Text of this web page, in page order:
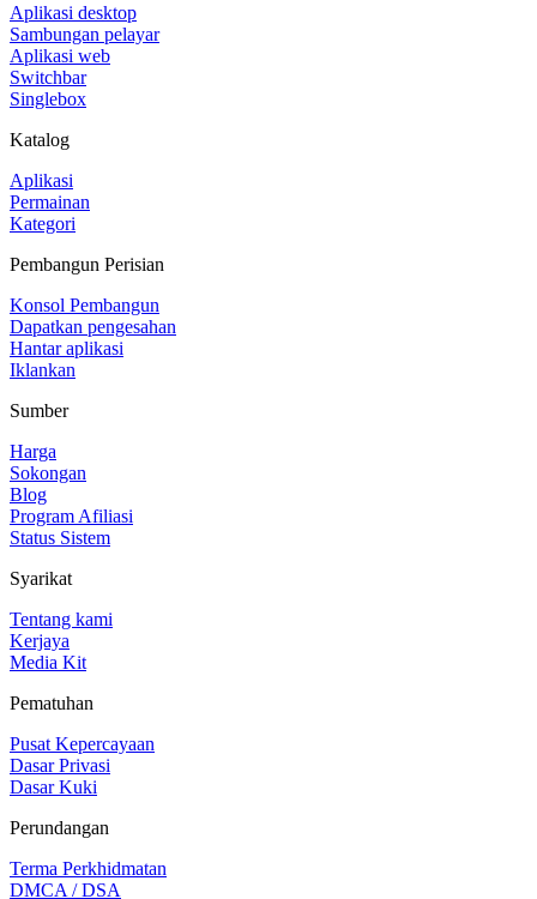
Aplikasi desktop
Sambungan pelayar
Aplikasi web
Switchbar
Singlebox
Katalog
Aplikasi
Permainan
Kategori
Pembangun Perisian
Konsol Pembangun
Dapatkan pengesahan
Hantar aplikasi
Iklankan
Sumber
Harga
Sokongan
Blog
Program Afiliasi
Status Sistem
Syarikat
Tentang kami
Kerjaya
Media Kit
Pematuhan
Pusat Kepercayaan
Dasar Privasi
Dasar Kuki
Perundangan
Terma Perkhidmatan
DMCA / DSA